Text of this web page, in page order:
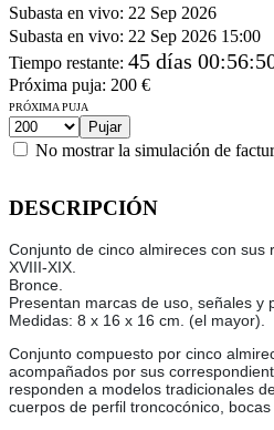
Subasta en vivo: 22 Sep 2026
Subasta en vivo: 22 Sep 2026 15:00
Tiempo restante: 45 días
Próxima puja: 200 €
PRÓXIMA PUJA
No mostrar la simulación de
DESCRIPCIÓN
Conjunto de cinco almireces con sus
XVIII-XIX.
Bronce.
Presentan marcas de uso, señales y
Medidas: 8 x 16 x 16 cm. (el mayor).
Conjunto compuesto por cinco
acompañados por sus
responden a modelos tradicionales
cuerpos de perfil troncocónico,